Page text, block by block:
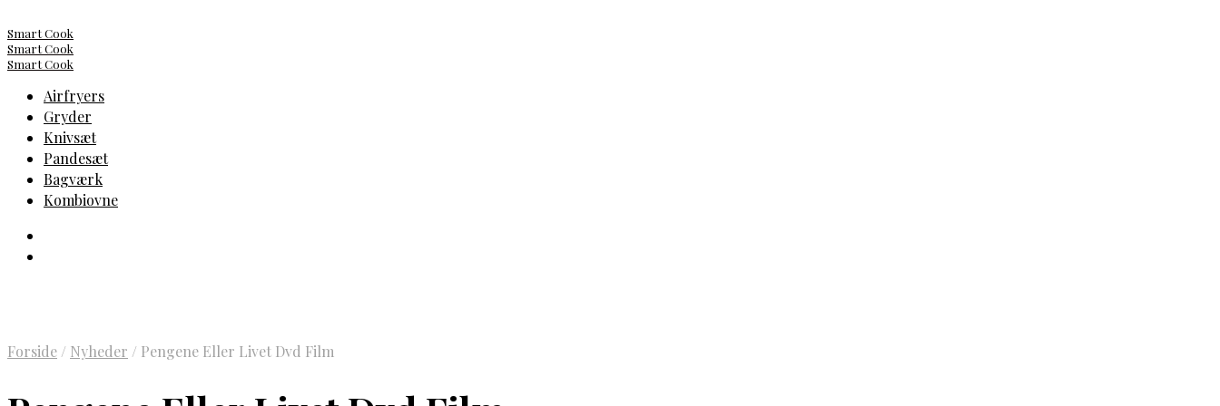
Smart Cook
Smart Cook
Smart Cook
Airfryers
Gryder
Knivsæt
Pandesæt
Bagværk
Kombiovne
Forside / Nyheder / Pengene Eller Livet Dvd Film